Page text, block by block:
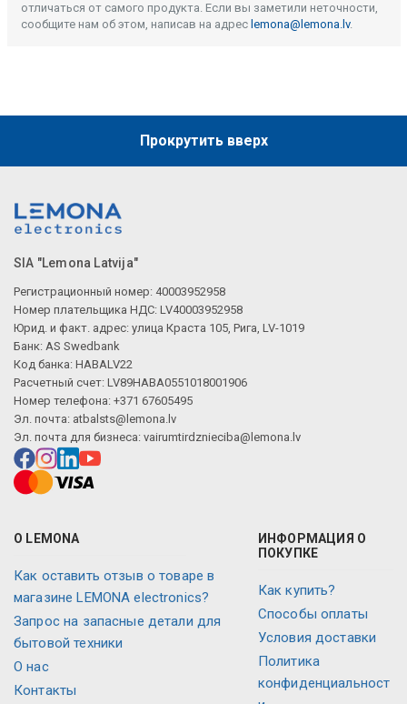
отличаться от самого продукта. Если вы заметили неточности,
сообщите нам об этом, написав на адрес lemona@lemona.lv.
Прокрутить вверх
SIA "Lemona Latvija"
Регистрационный номер: 40003952958
Номер плательщика НДС: LV40003952958
Юрид. и факт. адрес: улица Краста 105, Рига, LV-1019
Банк: AS Swedbank
Код банка: HABALV22
Расчетный счет: LV89HABA0551018001906
Номер телефона: +371 67605495
Эл. почта: atbalsts@lemona.lv
Эл. почта для бизнеса: vairumtirdznieciba@lemona.lv
О LEMONA
Как оставить отзыв о товаре в
магазине LEMONA electronics?
Запрос на запасные детали для
бытовой техники
О нас
Контакты
ИНФОРМАЦИЯ О
ПОКУПКЕ
Как купить?
Способы оплаты
Условия доставки
Политика
конфиденциальност